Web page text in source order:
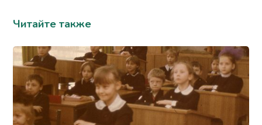
Читайте также